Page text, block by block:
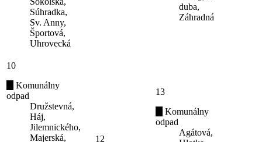
Súhradka,
Sv. Anny,
Športová,
Uhrovecká
duba,
Záhradná
10
Komunálny
odpad
Družstevná,
Háj,
Jilemnického,
Majerská,
12
13
Komunálny
odpad
Agátová,